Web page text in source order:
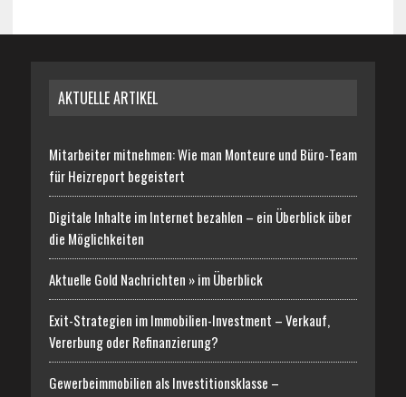
AKTUELLE ARTIKEL
Mitarbeiter mitnehmen: Wie man Monteure und Büro-Team
für Heizreport begeistert
Digitale Inhalte im Internet bezahlen – ein Überblick über
die Möglichkeiten
Aktuelle Gold Nachrichten » im Überblick
Exit-Strategien im Immobilien-Investment – Verkauf,
Vererbung oder Refinanzierung?
Gewerbeimmobilien als Investitionsklasse –